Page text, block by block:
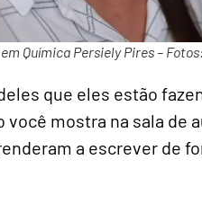
Química Persiely Pires –
que eles estão
mostra na sala de
a escrever de